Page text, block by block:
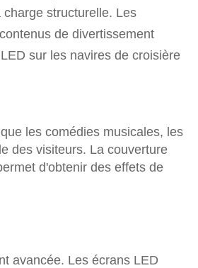
structurelle. Les
de divertissement
sur les navires de croisière
les comédies musicales, les
des visiteurs. La couverture
d'obtenir des effets de
avancée. Les écrans LED